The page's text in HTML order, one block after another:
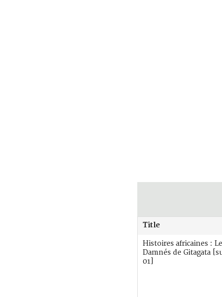
Title
Histoires africaines :
Damnés de Gitagata
01]